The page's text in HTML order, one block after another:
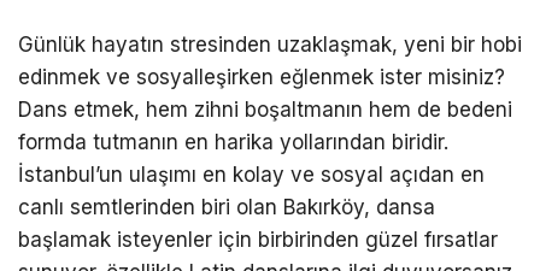
Günlük hayatın stresinden uzaklaşmak, yeni bir hobi
edinmek ve sosyalleşirken eğlenmek ister misiniz?
Dans etmek, hem zihni boşaltmanın hem de bedeni
formda tutmanın en harika yollarından biridir.
İstanbul’un ulaşımı en kolay ve sosyal açıdan en
canlı semtlerinden biri olan Bakırköy, dansa
başlamak isteyenler için birbirinden güzel fırsatlar